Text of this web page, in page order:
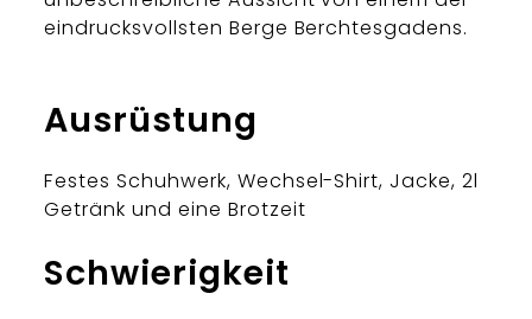
eindrucksvollsten Berge Berchtesgadens.
Ausrüstung
Festes Schuhwerk, Wechsel-Shirt, Jacke, 2l
Getränk und eine Brotzeit
Schwierigkeit